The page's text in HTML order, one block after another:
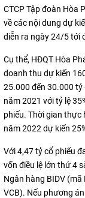
CTCP Tập đoàn Hòa
về các nội dung dự
diễn ra ngày 24/5 tới
Cụ thể, HĐQT Hòa
doanh thu dự kiến
25.000 đến 30.000
năm 2021 với tỷ lệ
phiếu. Thời gian thực
năm 2022 dự kiến
Với 4,47 tỷ cổ phiếu
vốn điều lệ lớn thứ 4
Ngân hàng BIDV
VCB). Nếu phương